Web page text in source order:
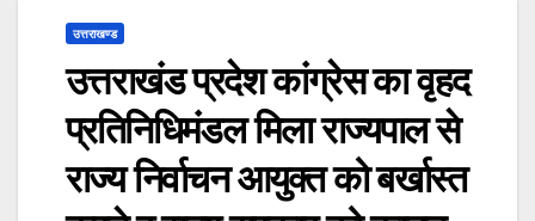
उत्तराखण्ड
उत्तराखंड प्रदेश कांग्रेस का वृहद
प्रतिनिधिमंडल मिला राज्यपाल से
राज्य निर्वाचन आयुक्त को बर्खास्त